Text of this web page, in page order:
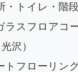
・トイレ・階
ラスフロアコ
光沢）
トフローリン